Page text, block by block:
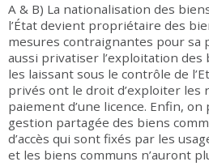
A & B) La nationalisation des
l’État devient propriétaire des
mesures contraignantes pour sa
aussi privatiser l’exploitation des
les laissant sous le contrôle de
privés ont le droit d’exploiter les
paiement d’une licence. Enfin,
gestion partagée des biens
d’accès qui sont fixés par les
et les biens communs n’auront